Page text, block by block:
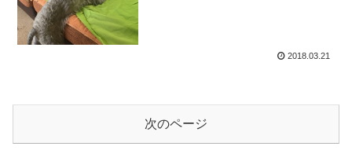
2018.03.21
次のページ